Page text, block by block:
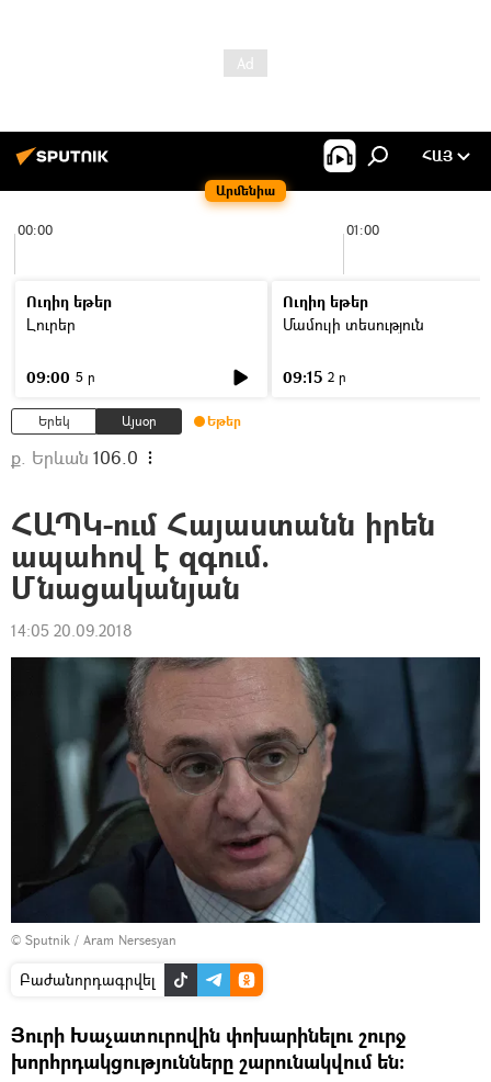
Արմենիա
ՀԱՅ
00:00 01:00
Ուղիղ եթեր
Լուրեր
09:00 5 ր
Ուղիղ եթեր
Մամուլի տեսություն
09:15 2 ր
Երեկ Այսօր Եթեր
ք. Երևան 106.0
ՀԱՊԿ-ում Հայաստանն իրեն
ապահով է զգում.
Մնացականյան
14:05 20.09.2018
© Sputnik / Aram Nersesyan
Բաժանորդագրվել
Յուրի Խաչատուրովին փոխարինելու շուրջ
խորհրդակցությունները շարունակվում են։